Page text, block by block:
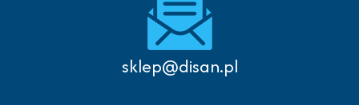
sklep@disan.pl